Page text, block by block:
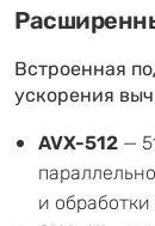
Встроенная
ускорения
AVX-512 —
и